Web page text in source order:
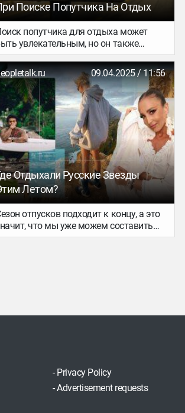
Поиске Попутчика На Отдых
попутчика для отдыха может
увлекательным, но он также
нести некоторые риски и
особенно если не соблюдать
09.04.2025 / 11:56
Отдыхали Русские Звезды
Летом?
отпусков подходит к концу, а это
что мы уже можем составить
популярных туристических
- Privacy Policy
-Advertisement requests